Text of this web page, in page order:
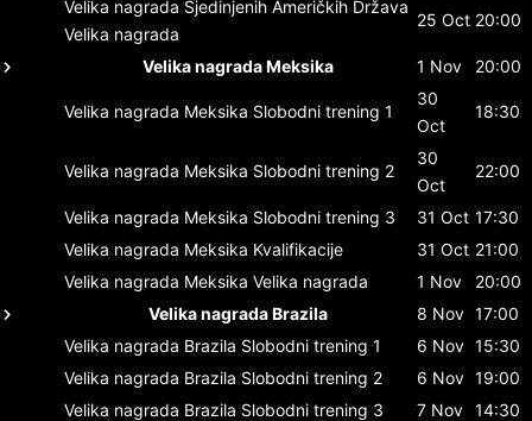
Velika nagrada Sjedinjenih Američkih Država
Velika nagrada
25 Oct 20:00
Velika nagrada Meksika 1 Nov 20:00
Velika nagrada Meksika Slobodni trening 1
30
Oct
18:30
Velika nagrada Meksika Slobodni trening 2
30
Oct
22:00
Velika nagrada Meksika Slobodni trening 3 31 Oct 17:30
Velika nagrada Meksika Kvalifikacije 31 Oct 21:00
Velika nagrada Meksika Velika nagrada 1 Nov
20:00
Velika nagrada Brazila
8 Nov 17:00
Velika nagrada Brazila Slobodni trening 1 6 Nov 15:30
Velika nagrada Brazila Slobodni trening 2 6 Nov 19:00
Velika nagrada Brazila Slobodni trening 3 7 Nov 14:30